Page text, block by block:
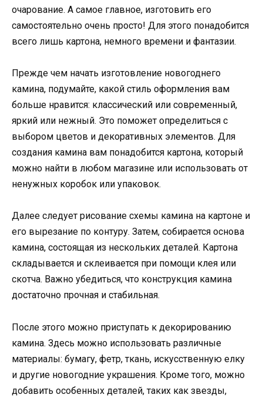
очарование. А самое главное, изготовить его
самостоятельно очень просто! Для этого понадобится
всего лишь картона, немного времени и фантазии.
Прежде чем начать изготовление новогоднего
камина, подумайте, какой стиль оформления вам
больше нравится: классический или современный,
яркий или нежный. Это поможет определиться с
выбором цветов и декоративных элементов. Для
создания камина вам понадобится картона, который
можно найти в любом магазине или использовать от
ненужных коробок или упаковок.
Далее следует рисование схемы камина на картоне и
его вырезание по контуру. Затем, собирается основа
камина, состоящая из нескольких деталей. Картона
складывается и склеивается при помощи клея или
скотча. Важно убедиться, что конструкция камина
достаточно прочная и стабильная.
После этого можно приступать к декорированию
камина. Здесь можно использовать различные
материалы: бумагу, фетр, ткань, искусственную елку
и другие новогодние украшения. Кроме того, можно
добавить особенных деталей, таких как звезды,